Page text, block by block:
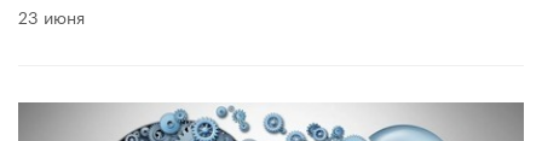
23 июня